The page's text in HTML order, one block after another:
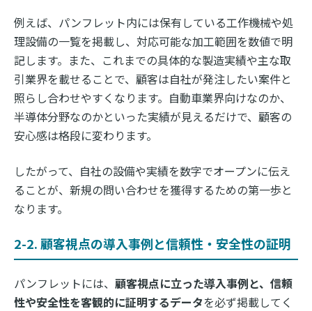
例えば、パンフレット内には保有している工作機械や処
理設備の一覧を掲載し、対応可能な加工範囲を数値で明
記します。また、これまでの具体的な製造実績や主な取
引業界を載せることで、顧客は自社が発注したい案件と
照らし合わせやすくなります。自動車業界向けなのか、
半導体分野なのかといった実績が見えるだけで、顧客の
安心感は格段に変わります。
したがって、自社の設備や実績を数字でオープンに伝え
ることが、新規の問い合わせを獲得するための第一歩と
なります。
2-2. 顧客視点の導入事例と信頼性・安全性の証明
パンフレットには、 顧客視点に立った導入事例と、信頼
性や安全性を客観的に証明するデータを必ず掲載してく